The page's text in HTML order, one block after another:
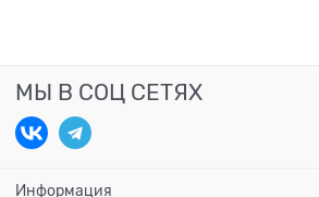
МЫ В СОЦ СЕТЯХ
Информация